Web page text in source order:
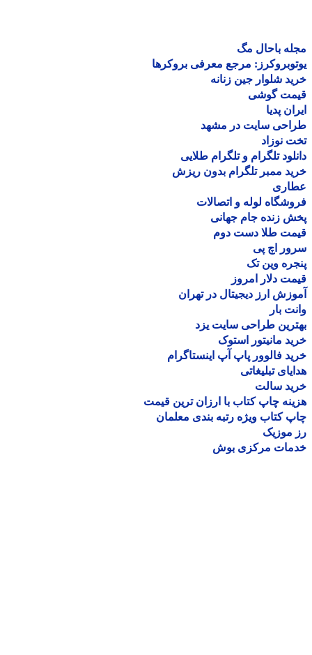
باحال مگ
مرجع معرفی بروکرها
شلوار جین زنانه
گوشی
پدیا
سایت در مشهد
نوزاد
تلگرام و تلگرام طلایی
ممبر تلگرام بدون ریزش
لوله و اتصالات
زنده جام جهانی
طلا دست دوم
اچ پی
وین تک
دلار امروز
ارز دیجیتال در تهران
بار
طراحی سایت یزد
مانیتور استوک
فالوور پاپ آپ اینستاگرام
تبلیغاتی
سالت
چاپ کتاب با ارزان ترین قیمت
کتاب ویژه رتبه بندی معلمان
موزیک
مرکزی بوش